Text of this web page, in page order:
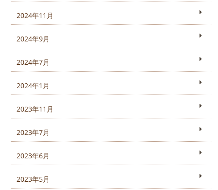
2024年11月
2024年9月
2024年7月
2024年1月
2023年11月
2023年7月
2023年6月
2023年5月